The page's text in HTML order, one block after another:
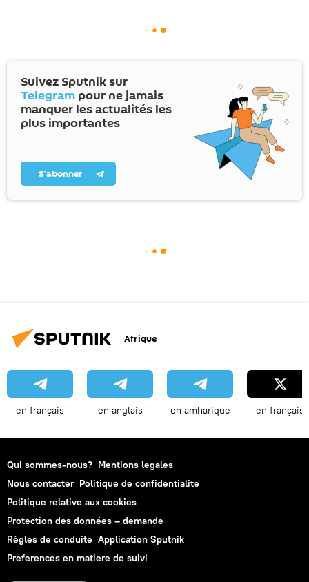
Suivez Sputnik sur
Telegram pour ne jamais
manquer les actualités les
plus importantes
S’abonner
Afrique
en français en anglais en amharique en français
Qui sommes-nous? Mentions legales
Nous contacter Politique de confidentialite
Politique relative aux cookies
Protection des données – demande
Règles de conduite Application Sputnik
Preferences en matiere de suivi